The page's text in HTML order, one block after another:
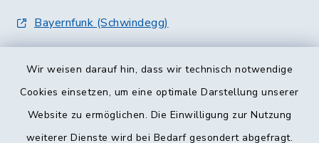
Wir weisen darauf hin, dass wir technisch notwendige
Cookies einsetzen, um eine optimale Darstellung unserer
Website zu ermöglichen. Die Einwilligung zur Nutzung
weiterer Dienste wird bei Bedarf gesondert abgefragt.
Bayernfunk (Schwindegg)